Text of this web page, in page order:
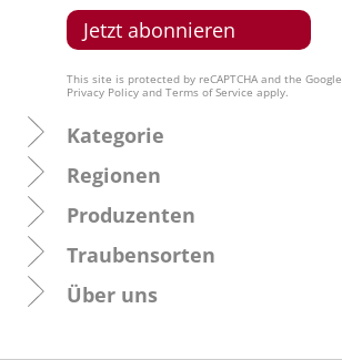
This site is protected by reCAPTCHA and the Google
Privacy Policy and Terms of Service apply.
Kategorie
Regionen
Produzenten
Traubensorten
Über uns